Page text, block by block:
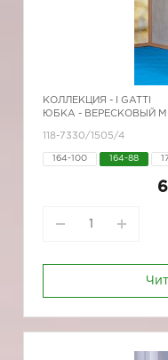
КОЛЛЕКЦИЯ -
I GATTI
ЮБКА - ВЕРЕСКОВЫЙ
118-7330/1505/4
164-100 164-88